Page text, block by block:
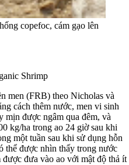
copefoc, cám gạo lên
Shrimp
men (FRB) theo Nicholas và
cách thêm nước, men vi sinh
mịn được ngâm qua đêm, và
kg/ha trong ao 24 giờ sau khi
một tuần sau khi sử dụng hỗn
thể được nhìn thấy trong nước
đưa vào ao với mật độ thả ít